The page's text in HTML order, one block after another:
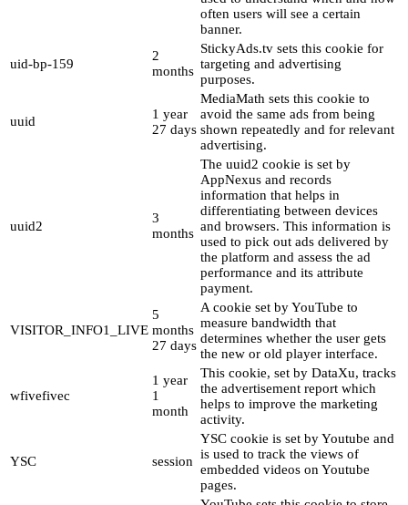
often users will see a certain
banner.
uid-bp-159
2
months
StickyAds.tv sets this cookie for
targeting and advertising
purposes.
uuid
1 year
27 days
MediaMath sets this cookie to
avoid the same ads from being
shown repeatedly and for relevant
advertising.
uuid2
3
months
The uuid2 cookie is set by
AppNexus and records
information that helps in
differentiating between devices
and browsers. This information is
used to pick out ads delivered by
the platform and assess the ad
performance and its attribute
payment.
VISITOR_INFO1_LIVE
5
months
27 days
A cookie set by YouTube to
measure bandwidth that
determines whether the user gets
the new or old player interface.
wfivefivec
1 year
1
month
This cookie, set by DataXu, tracks
the advertisement report which
helps to improve the marketing
activity.
YSC session
YSC cookie is set by Youtube and
is used to track the views of
embedded videos on Youtube
pages.